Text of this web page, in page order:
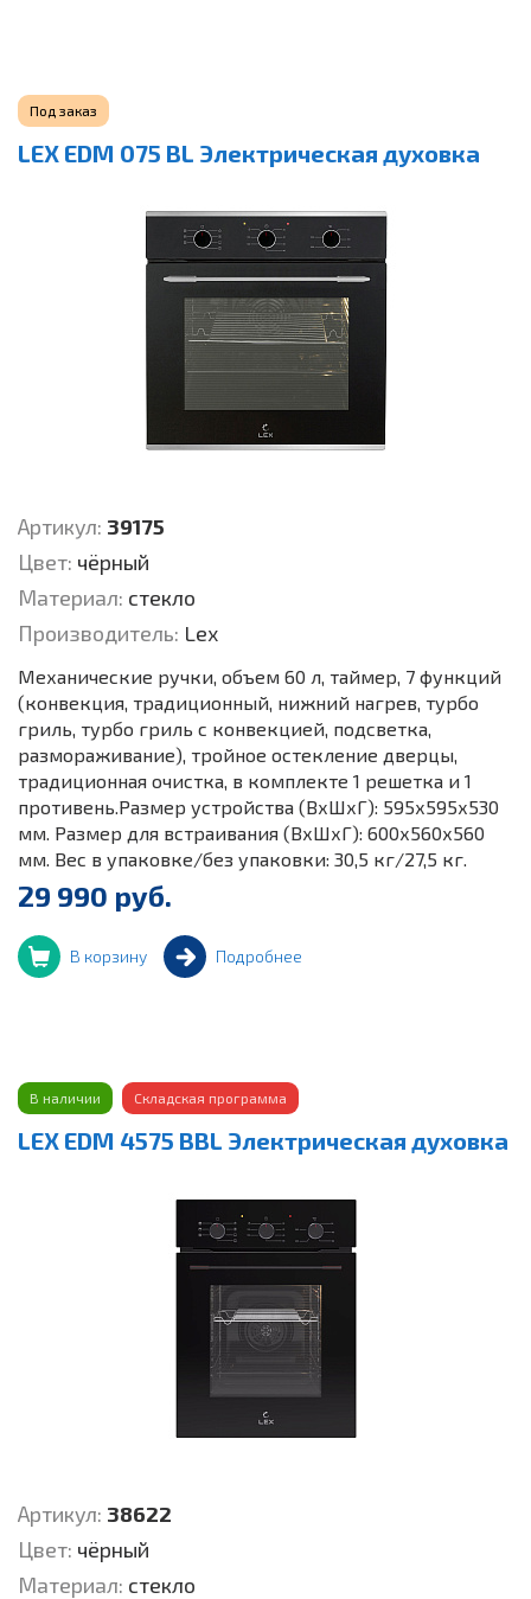
Под заказ
LEX EDM 075 BL Электрическая духовка
Артикул: 39175
Цвет: чёрный
Материал: стекло
Производитель: Lex
Механические ручки, объем 60 л, таймер, 7 функций
(конвекция, традиционный, нижний нагрев, турбо
гриль, турбо гриль с конвекцией, подсветка,
размораживание), тройное остекление дверцы,
традиционная очистка, в комплекте 1 решетка и 1
противень.Размер устройства (ВхШхГ): 595х595х530
мм. Размер для встраивания (ВхШхГ): 600х560х560
мм. Вес в упаковке/без упаковки: 30,5 кг/27,5 кг.
29 990 руб.
В корзину Подробнее
В наличии Складская программа
LEX EDМ 4575 BBL Электрическая духовка
Артикул: 38622
Цвет: чёрный
Материал: стекло